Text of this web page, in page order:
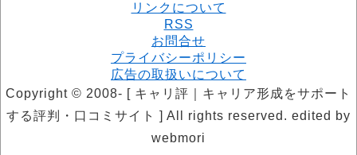
リンクについて
RSS
お問合せ
プライバシーポリシー
広告の取扱いについて
Copyright © 2008- [ キャリ評｜キャリア形成をサポート
する評判・口コミサイト ] All rights reserved. edited by
webmori